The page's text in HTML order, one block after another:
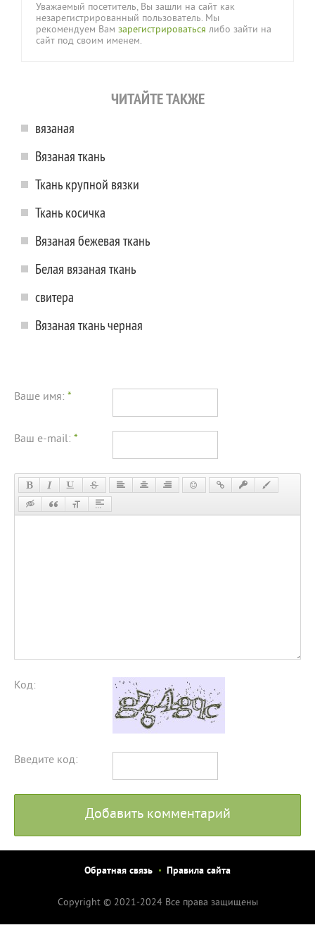
Уважаемый посетитель, Вы зашли на сайт как
незарегистрированный пользователь. Мы
рекомендуем Вам зарегистрироваться либо зайти на
сайт под своим именем.
ЧИТАЙТЕ ТАКЖЕ
вязаная
Вязаная ткань
Ткань крупной вязки
Ткань косичка
Вязаная бежевая ткань
Белая вязаная ткань
свитера
Вязаная ткань черная
Ваше имя: *
Ваш e-mail: *
Код:
Введите код:
Добавить комментарий
Обратная связь Правила сайта
Copyright © 2021-2024 Все права защищены